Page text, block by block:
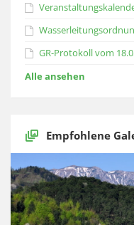
GR-Protokoll vom
Alle ansehen
Empfohlene